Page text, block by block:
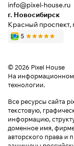
info@pixel-house.ru
г. Новосибирск
Красный проспект,
© 2026 Pixel House
На информационном
технологии.
Все ресурсы сайта
текстовую,
информацию,
доменное имя,
авторского права и